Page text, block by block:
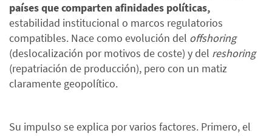
países que comparten afinidades políticas,
estabilidad institucional o marcos regulatorios
compatibles. Nace como evolución del offshoring
(deslocalización por motivos de coste) y del reshoring
(repatriación de producción), pero con un matiz
claramente geopolítico.
Su impulso se explica por varios factores. Primero, el